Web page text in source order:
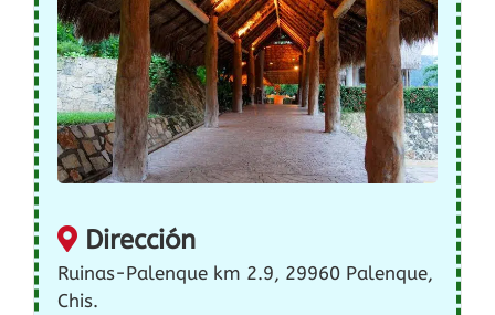
Dirección
Ruinas-Palenque km 2.9, 29960 Palenque,
Chis.